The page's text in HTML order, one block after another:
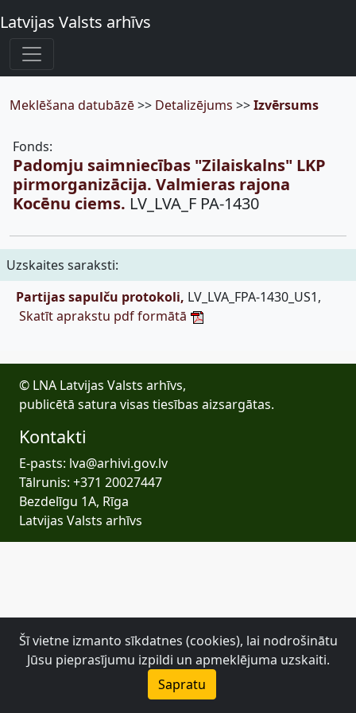
Latvijas Valsts arhīvs
Meklēšana datubāzē>> Detalizējums >>Izvērsums
Fonds:
Padomju saimniecības "Zilaiskalns" LKP
pirmorganizācija. Valmieras rajona
Kocēnu ciems. LV_LVA_F PA-1430
Uzskaites saraksti:
Partijas sapulču protokoli, LV_LVA_FPA-1430_US1,
Skatīt aprakstu pdf formātā
© LNA Latvijas Valsts arhīvs,
publicētā satura visas tiesības aizsargātas.
Kontakti
E-pasts: lva@arhivi.gov.lv
Tālrunis: +371 20027447
Bezdelīgu 1A, Rīga
Latvijas Valsts arhīvs
Šī vietne izmanto sīkdatnes (cookies), lai nodrošinātu
Jūsu pieprasījumu izpildi un apmeklējuma uzskaiti.
Sapratu